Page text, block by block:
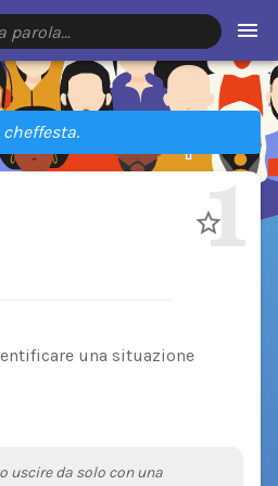
parola…
cheffesta.
1
una situazione
uscire da solo con una